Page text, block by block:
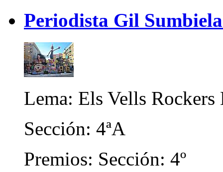
Periodista Gil
Lema: Els Vells
Sección: 4ªA
Premios: Sección: 4º